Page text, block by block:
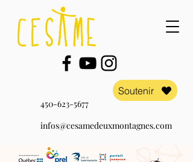
Soutenir
450-623-5677
infos@cesamedeuxmontagnes.com